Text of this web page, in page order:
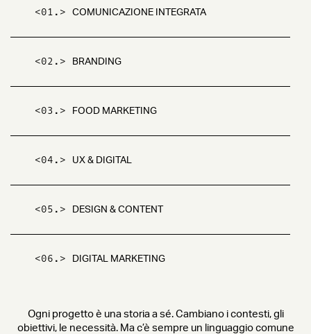
<01.> COMUNICAZIONE INTEGRATA
<02.> BRANDING
<03.> FOOD MARKETING
<04.> UX & DIGITAL
<05.> DESIGN & CONTENT
<06.> DIGITAL MARKETING
Ogni progetto è una storia a sé. Cambiano i contesti, gli
obiettivi, le necessità. Ma c’è sempre un linguaggio comune